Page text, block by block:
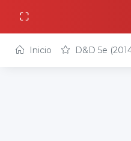
Inicio D&D 5e